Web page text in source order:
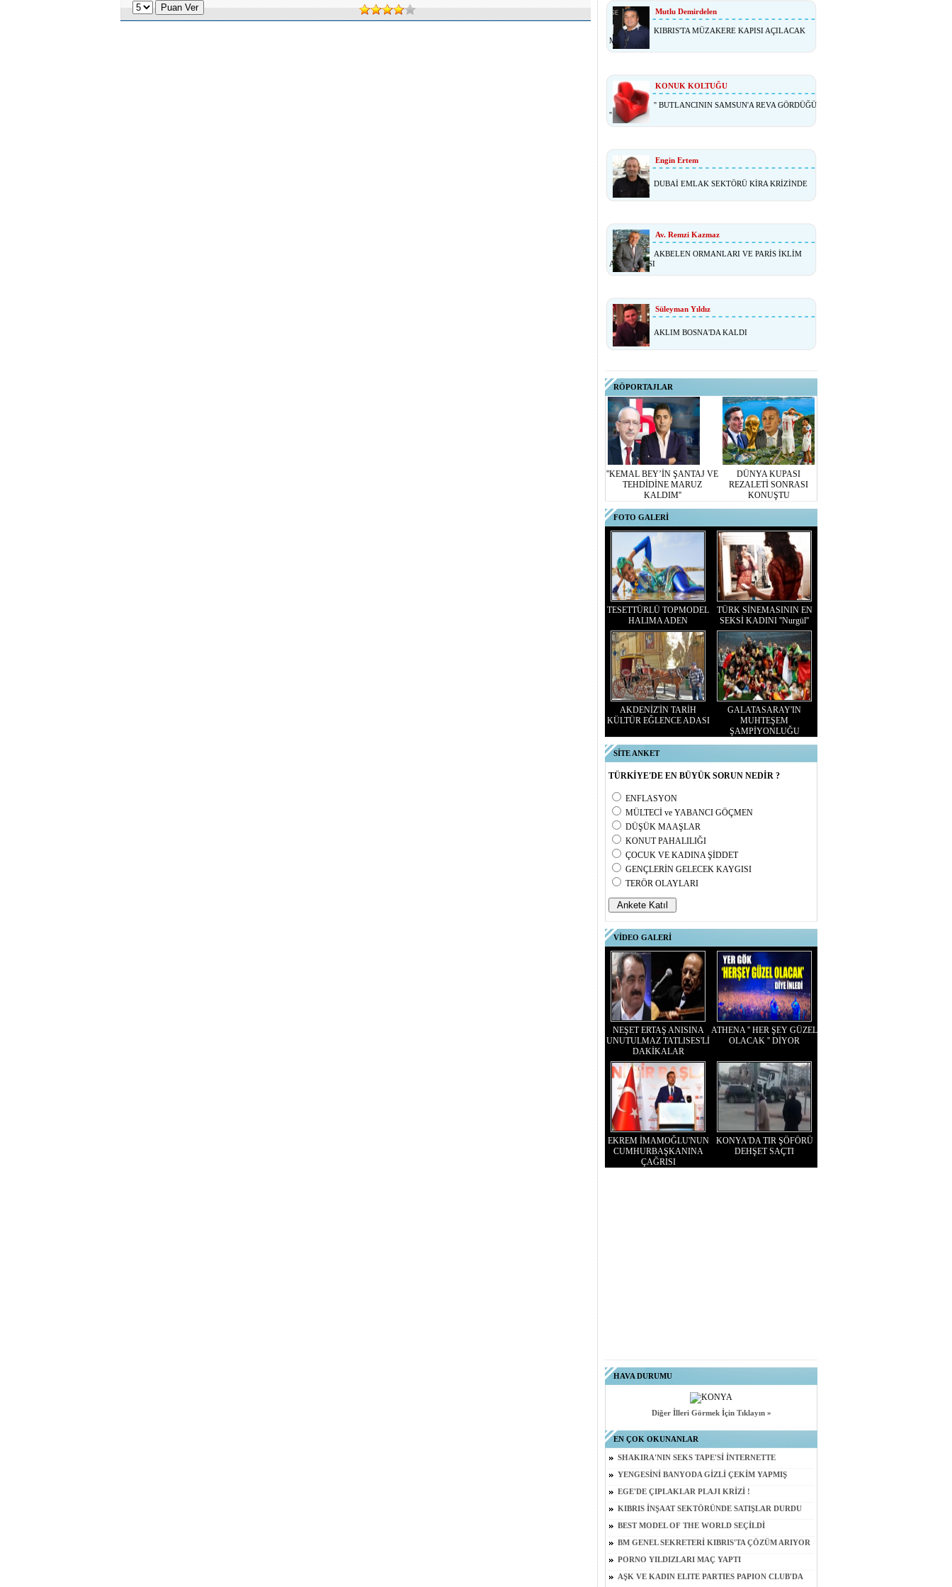
Mutlu Demirdelen
KIBRIS'TA MÜZAKERE KAPISI AÇILACAK
MI?
KONUK KOLTUĞU
'' BUTLANCININ SAMSUN'A REVA GÖRDÜĞÜ
''
Engin Ertem
DUBAİ EMLAK SEKTÖRÜ KİRA KRİZİNDE
Av. Remzi Kazmaz
AKBELEN ORMANLARI VE PARİS İKLİM
ANLAŞMASI
Süleyman Yıldız
AKLIM BOSNA'DA KALDI
RÖPORTAJLAR
''KEMAL BEY’İN ŞANTAJ VE
TEHDİDİNE MARUZ
KALDIM''
DÜNYA KUPASI
REZALETİ SONRASI
KONUŞTU
FOTO GALERİ
TESETTÜRLÜ TOPMODEL
HALIMA ADEN
TÜRK SİNEMASININ EN
SEKSİ KADINI ''Nurgül''
AKDENİZ'İN TARİH
KÜLTÜR EĞLENCE ADASI
GALATASARAY'IN
MUHTEŞEM
ŞAMPİYONLUĞU
SİTE ANKET
TÜRKİYE'DE EN BÜYÜK SORUN NEDİR ?
ENFLASYON
MÜLTECİ ve YABANCI GÖÇMEN
DÜŞÜK MAAŞLAR
KONUT PAHALILIĞI
ÇOCUK VE KADINA ŞİDDET
GENÇLERİN GELECEK KAYGISI
TERÖR OLAYLARI
VİDEO GALERİ
NEŞET ERTAŞ ANISINA
UNUTULMAZ TATLISES'Lİ
DAKİKALAR
ATHENA '' HER ŞEY GÜZEL
OLACAK '' DİYOR
EKREM İMAMOĞLU'NUN
CUMHURBAŞKANINA
ÇAĞRISI
KONYA'DA TIR ŞÖFÖRÜ
DEHŞET SAÇTI
HAVA DURUMU
Diğer İlleri Görmek İçin Tıklayın »
EN ÇOK OKUNANLAR
SHAKIRA'NIN SEKS TAPE'Sİ İNTERNETTE
YENGESİNİ BANYODA GİZLİ ÇEKİM YAPMIŞ
EGE'DE ÇIPLAKLAR PLAJI KRİZİ !
KIBRIS İNŞAAT SEKTÖRÜNDE SATIŞLAR DURDU
BEST MODEL OF THE WORLD SEÇİLDİ
BM GENEL SEKRETERİ KIBRIS'TA ÇÖZÜM ARIYOR
PORNO YILDIZLARI MAÇ YAPTI
AŞK VE KADIN ELITE PARTIES PAPION CLUB'DA